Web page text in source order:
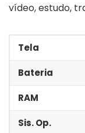
vídeo, estudo,
Tela
Bateria
RAM
Sis. Op.